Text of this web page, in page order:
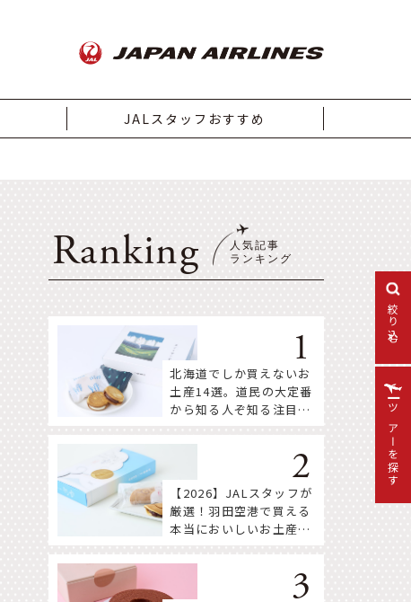
絞り込む
JALスタッフおすすめ
Ranking
北海道でしか買えないお
土産14選。道民の大定番
から知る人ぞ知る注目株
【2026】JALスタッフが
厳選！羽田空港で買える
本当においしいお土産18
ツアーを探す